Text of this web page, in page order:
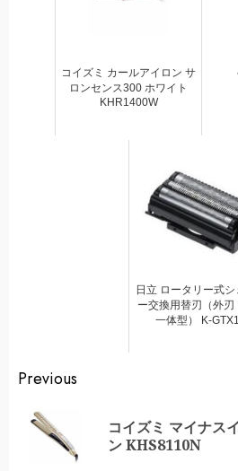
コイズミ カールアイロン サ
ロンセンス300 ホワイト
KHR1400W
日立 ロータリー式
ー交換用替刃（外刃
一体型） K-
Continue
Reading
Previous
コイズミ マイナス
ン KHS8110N